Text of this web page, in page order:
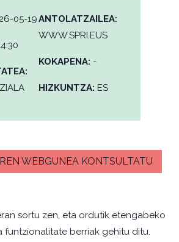
05-19ANTOLATZAILEA:
WWW.SPRI.EUS
KOKAPENA: -
HIZKUNTZA: ES
WEBGUNEA KONTSULTATU
sortu zen, eta ordutik etengabeko
funtzionalitate berriak gehitu ditu.